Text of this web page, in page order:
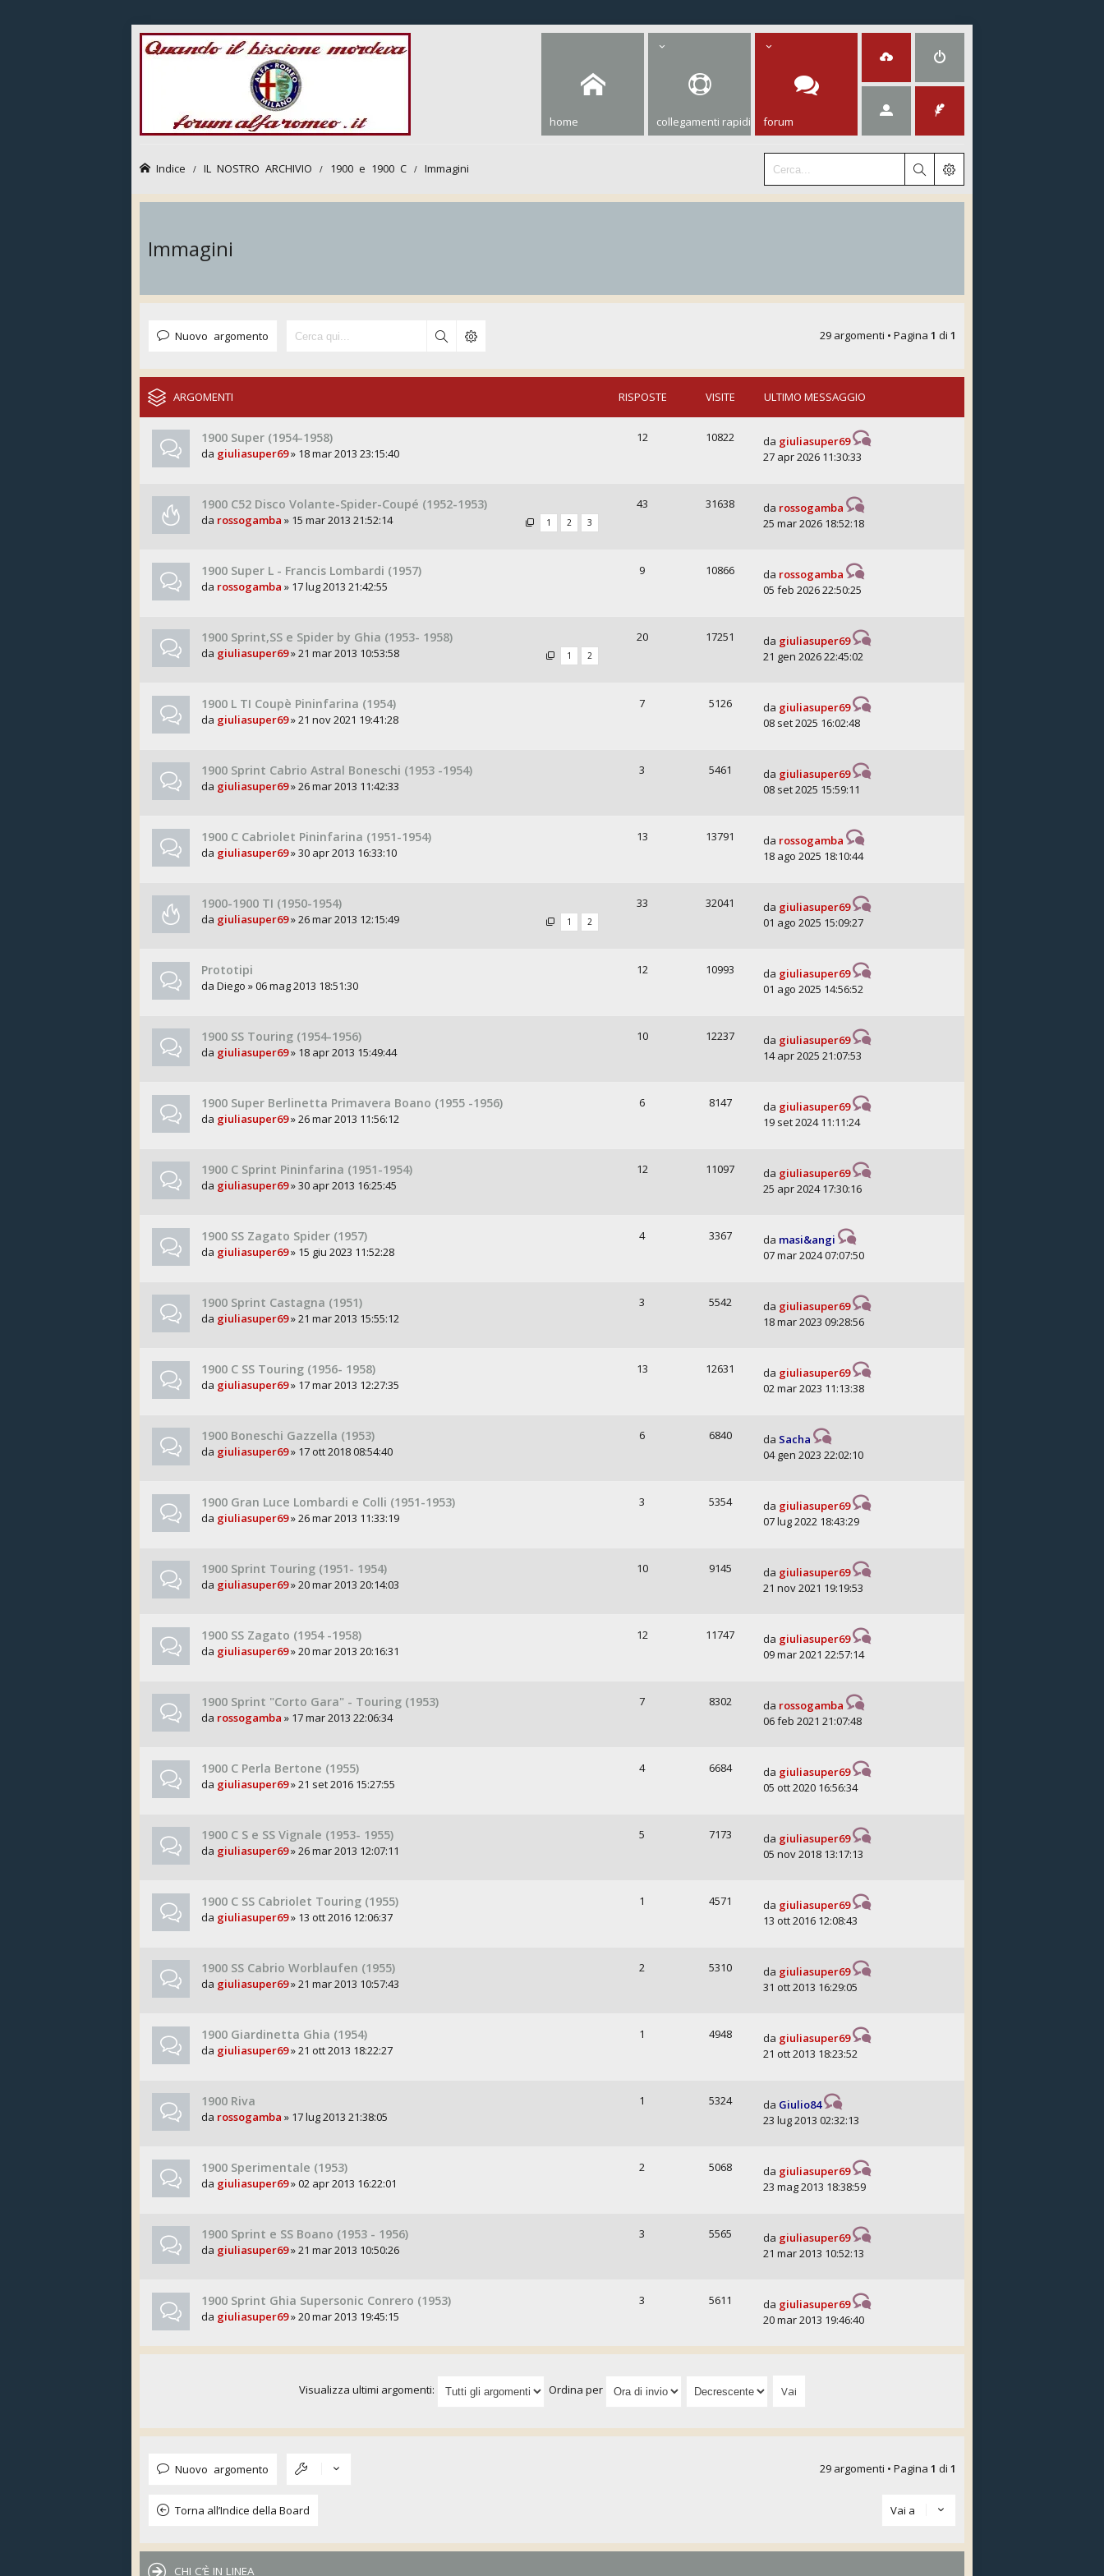
home collegamenti rapidi forum
Indice IL NOSTRO ARCHIVIO 1900 e 1900 C Immagini
Immagini
Nuovo argomento 29 argomenti • Pagina 1 di 1
ARGOMENTI RISPOSTE VISITE ULTIMO MESSAGGIO
1900 Super (1954-1958)
da giuliasuper69» 18 mar 2013 23:15:40
12 10822 da giuliasuper69
27 apr 2026 11:30:33
1900 C52 Disco Volante-Spider-Coupé (1952-1953)
1 2 3
da rossogamba » 15 mar 2013 21:52:14
43 31638 da rossogamba
25 mar 2026 18:52:18
1900 Super L - Francis Lombardi (1957)
da rossogamba » 17 lug 2013 21:42:55
9 10866 da rossogamba
05 feb 2026 22:50:25
1900 Sprint,SS e Spider by Ghia (1953- 1958)
1 2
da giuliasuper69» 21 mar 2013 10:53:58
20 17251 da giuliasuper69
21 gen 2026 22:45:02
1900 L TI Coupè Pininfarina (1954)
da giuliasuper69» 21 nov 2021 19:41:28
7 5126 da giuliasuper69
08 set 2025 16:02:48
1900 Sprint Cabrio Astral Boneschi (1953 -1954)
da giuliasuper69» 26 mar 2013 11:42:33
3 5461 da giuliasuper69
08 set 2025 15:59:11
1900 C Cabriolet Pininfarina (1951-1954)
da giuliasuper69» 30 apr 2013 16:33:10
13 13791 da rossogamba
18 ago 2025 18:10:44
1900-1900 TI (1950-1954)
1 2
da giuliasuper69» 26 mar 2013 12:15:49
33 32041 da giuliasuper69
01 ago 2025 15:09:27
Prototipi
da Diego » 06 mag 2013 18:51:30
12 10993 da giuliasuper69
01 ago 2025 14:56:52
1900 SS Touring (1954-1956)
da giuliasuper69» 18 apr 2013 15:49:44
10 12237 da giuliasuper69
14 apr 2025 21:07:53
1900 Super Berlinetta Primavera Boano (1955 -1956)
da giuliasuper69» 26 mar 2013 11:56:12
6 8147 da giuliasuper69
19 set 2024 11:11:24
1900 C Sprint Pininfarina (1951-1954)
da giuliasuper69» 30 apr 2013 16:25:45
12 11097 da giuliasuper69
25 apr 2024 17:30:16
1900 SS Zagato Spider (1957)
da giuliasuper69» 15 giu 2023 11:52:28
4 3367 da masi&angi
07 mar 2024 07:07:50
1900 Sprint Castagna (1951)
da giuliasuper69» 21 mar 2013 15:55:12
3 5542 da giuliasuper69
18 mar 2023 09:28:56
1900 C SS Touring (1956- 1958)
da giuliasuper69» 17 mar 2013 12:27:35
13 12631 da giuliasuper69
02 mar 2023 11:13:38
1900 Boneschi Gazzella (1953)
da giuliasuper69» 17 ott 2018 08:54:40
6 6840 da Sacha
04 gen 2023 22:02:10
1900 Gran Luce Lombardi e Colli (1951-1953)
da giuliasuper69» 26 mar 2013 11:33:19
3 5354 da giuliasuper69
07 lug 2022 18:43:29
1900 Sprint Touring (1951- 1954)
da giuliasuper69» 20 mar 2013 20:14:03
10 9145 da giuliasuper69
21 nov 2021 19:19:53
1900 SS Zagato (1954 -1958)
da giuliasuper69» 20 mar 2013 20:16:31
12 11747 da giuliasuper69
09 mar 2021 22:57:14
1900 Sprint "Corto Gara" - Touring (1953)
da rossogamba » 17 mar 2013 22:06:34
7 8302 da rossogamba
06 feb 2021 21:07:48
1900 C Perla Bertone (1955)
da giuliasuper69» 21 set 2016 15:27:55
4 6684 da giuliasuper69
05 ott 2020 16:56:34
1900 C S e SS Vignale (1953- 1955)
da giuliasuper69» 26 mar 2013 12:07:11
5 7173 da giuliasuper69
05 nov 2018 13:17:13
1900 C SS Cabriolet Touring (1955)
da giuliasuper69» 13 ott 2016 12:06:37
1 4571 da giuliasuper69
13 ott 2016 12:08:43
1900 SS Cabrio Worblaufen (1955)
da giuliasuper69» 21 mar 2013 10:57:43
2 5310 da giuliasuper69
31 ott 2013 16:29:05
1900 Giardinetta Ghia (1954)
da giuliasuper69» 21 ott 2013 18:22:27
1 4948 da giuliasuper69
21 ott 2013 18:23:52
1900 Riva
da rossogamba » 17 lug 2013 21:38:05
1 5324 da Giulio84
23 lug 2013 02:32:13
1900 Sperimentale (1953)
da giuliasuper69» 02 apr 2013 16:22:01
2 5068 da giuliasuper69
23 mag 2013 18:38:59
1900 Sprint e SS Boano (1953 - 1956)
da giuliasuper69» 21 mar 2013 10:50:26
3 5565 da giuliasuper69
21 mar 2013 10:52:13
1900 Sprint Ghia Supersonic Conrero (1953)
da giuliasuper69» 20 mar 2013 19:45:15
3 5611 da giuliasuper69
20 mar 2013 19:46:40
Visualizza ultimi argomenti: Ordina per
Nuovo argomento 29 argomenti • Pagina 1 di 1
Torna all’Indice della Board Vai a
CHI C’È IN LINEA